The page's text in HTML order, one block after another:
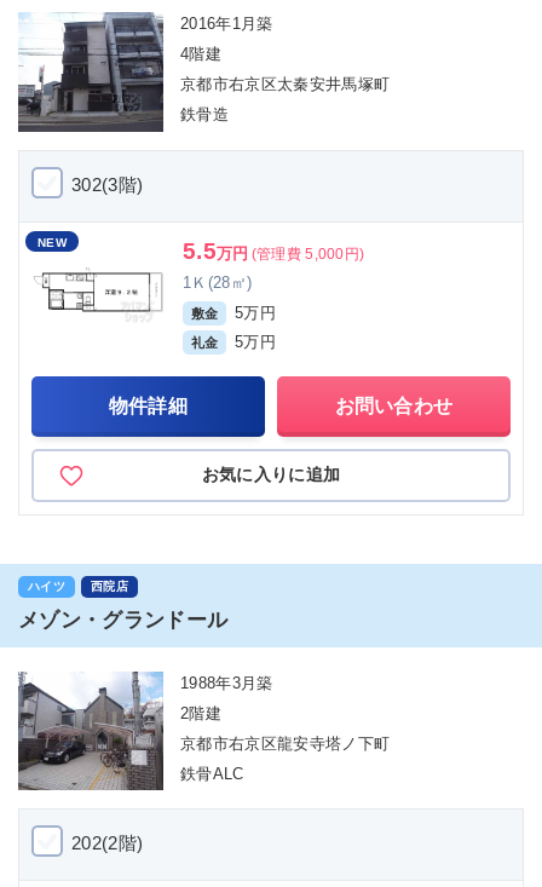
2016年1月築
4階建
京都市右京区太秦安井馬塚町
鉄骨造
302(3階)
NEW 5.5万円 (管理費 5,000円)
1Ｋ(28㎡)
敷金 5万円
礼金 5万円
物件詳細 お問い合わせ
お気に入りに追加
ハイツ 西院店
メゾン・グランドール
1988年3月築
2階建
京都市右京区龍安寺塔ノ下町
鉄骨ALC
202(2階)